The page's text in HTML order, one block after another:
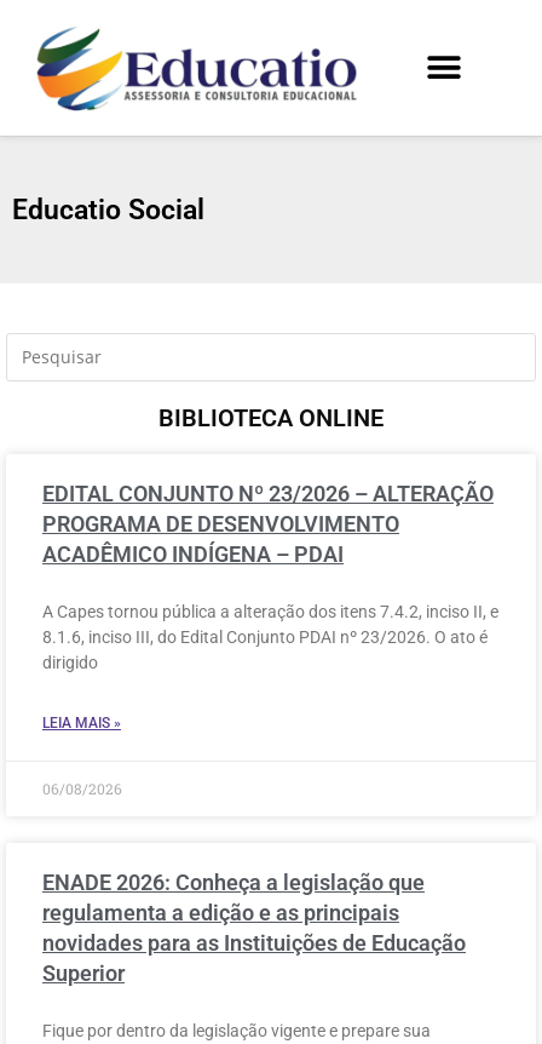
Educatio Social
BIBLIOTECA ONLINE
EDITAL CONJUNTO Nº 23/2026 – ALTERAÇÃO
PROGRAMA DE DESENVOLVIMENTO
ACADÊMICO INDÍGENA – PDAI
A Capes tornou pública a alteração dos itens 7.4.2, inciso II, e
8.1.6, inciso III, do Edital Conjunto PDAI nº 23/2026. O ato é
dirigido
LEIA MAIS »
06/08/2026
ENADE 2026: Conheça a legislação que
regulamenta a edição e as principais
novidades para as Instituições de Educação
Superior
Fique por dentro da legislação vigente e prepare sua